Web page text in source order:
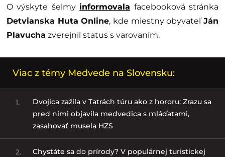
O výskyte šelmy informovala facebooková stránka
Detvianska Huta Online, kde miestny obyvateľJán
Plavucha zverejnil status s varovaním.
Viac z témy Medvede na Slovensku:
1.
Dvojica zažila v Tatrách túru ako z hororu: Zrazu sa
pred nimi objavila medvedica s mláďatami,
zasahovať musela HZS
2.
Chystáte sa do prírody? V populárnej turistickej